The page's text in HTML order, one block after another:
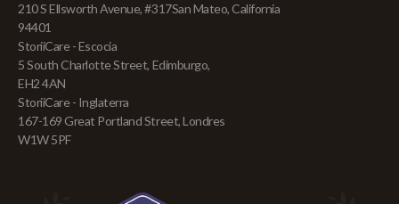
210 S Ellsworth Avenue, #317San Mateo, California
94401
StoriiCare - Escocia
5 South Charlotte Street, Edimburgo,
EH2 4AN
StoriiCare - Inglaterra
167-169 Great Portland Street, Londres
W1W 5PF